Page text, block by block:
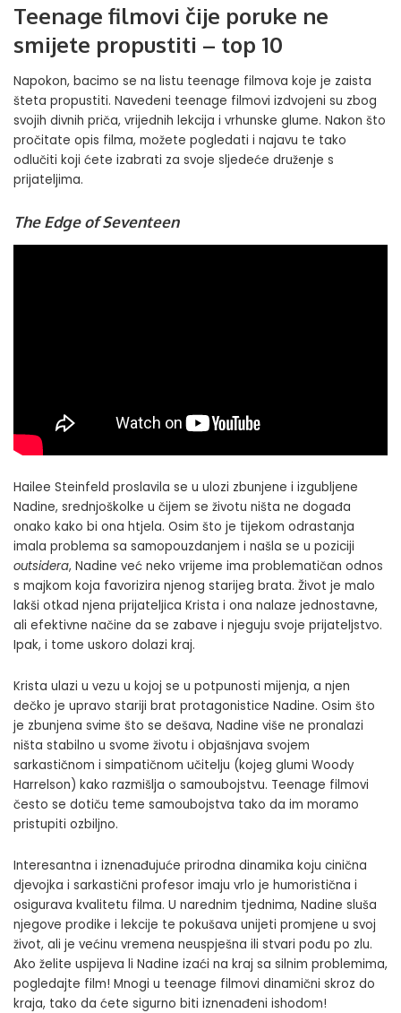
Teenage filmovi čije poruke ne
smijete propustiti – top 10
Napokon, bacimo se na listu teenage filmova koje je zaista
šteta propustiti. Navedeni teenage filmovi izdvojeni su zbog
svojih divnih priča, vrijednih lekcija i vrhunske glume. Nakon što
pročitate opis filma, možete pogledati i najavu te tako
odlučiti koji ćete izabrati za svoje sljedeće druženje s
prijateljima.
The Edge of Seventeen
Hailee Steinfeld proslavila se u ulozi zbunjene i izgubljene
Nadine, srednjoškolke u čijem se životu ništa ne događa
onako kako bi ona htjela. Osim što je tijekom odrastanja
imala problema sa samopouzdanjem i našla se u poziciji
outsidera, Nadine već neko vrijeme ima problematičan odnos
s majkom koja favorizira njenog starijeg brata. Život je malo
lakši otkad njena prijateljica Krista i ona nalaze jednostavne,
ali efektivne načine da se zabave i njeguju svoje prijateljstvo.
Ipak, i tome uskoro dolazi kraj.
Krista ulazi u vezu u kojoj se u potpunosti mijenja, a njen
dečko je upravo stariji brat protagonistice Nadine. Osim što
je zbunjena svime što se dešava, Nadine više ne pronalazi
ništa stabilno u svome životu i objašnjava svojem
sarkastičnom i simpatičnom učitelju (kojeg glumi Woody
Harrelson) kako razmišlja o samoubojstvu. Teenage filmovi
često se dotiču teme samoubojstva tako da im moramo
pristupiti ozbiljno.
Interesantna i iznenađujuće prirodna dinamika koju cinična
djevojka i sarkastični profesor imaju vrlo je humoristična i
osigurava kvalitetu filma. U narednim tjednima, Nadine sluša
njegove prodike i lekcije te pokušava unijeti promjene u svoj
život, ali je većinu vremena neuspješna ili stvari pođu po zlu.
Ako želite uspijeva li Nadine izaći na kraj sa silnim problemima,
pogledajte film! Mnogi u teenage filmovi dinamični skroz do
kraja, tako da ćete sigurno biti iznenađeni ishodom!